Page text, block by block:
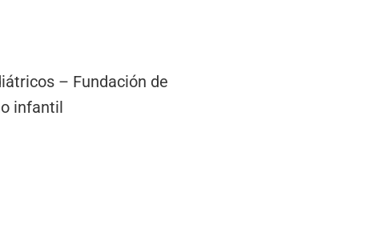
– Fundación de
infantil